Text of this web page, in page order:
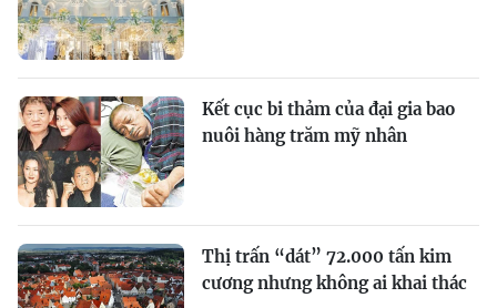
Kết cục bi thảm của đại gia bao
nuôi hàng trăm mỹ nhân
Thị trấn “dát” 72.000 tấn kim
cương nhưng không ai khai thác